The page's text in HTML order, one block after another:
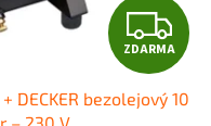
Z
D
A
ZDARMA
DECKER bezolejový 10